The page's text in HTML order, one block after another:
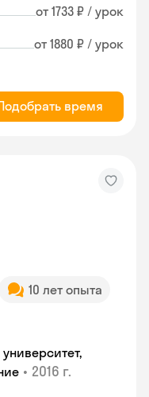
от 1733 ₽ / урок
от 1880 ₽ / урок
время
10 лет опыта
• 2016 г.